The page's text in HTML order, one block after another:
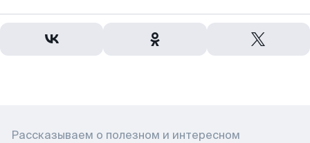
Рассказываем о полезном и интересном